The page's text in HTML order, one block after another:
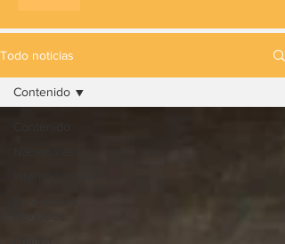
Todo noticias
Contenido